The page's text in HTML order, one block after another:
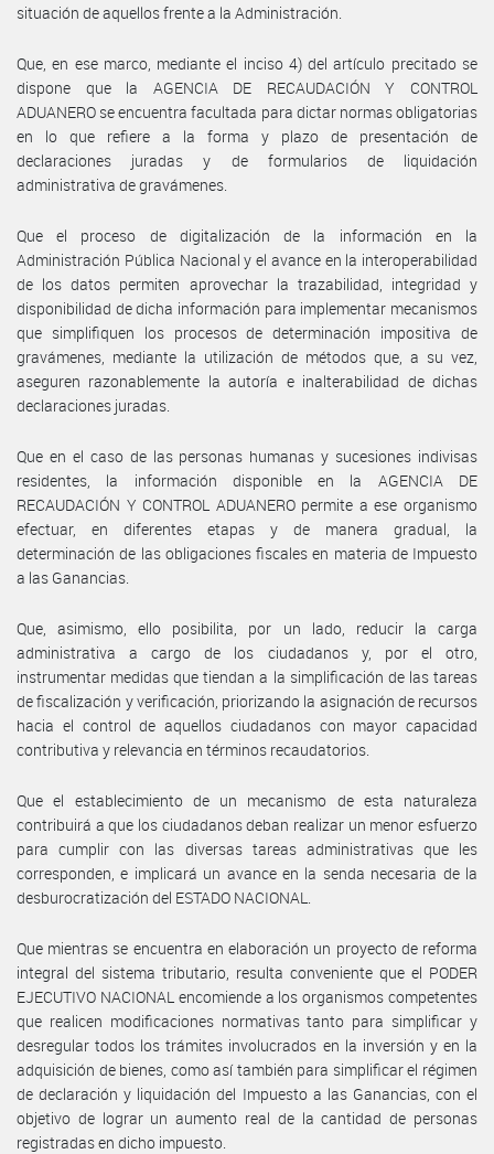
situación de aquellos frente a la Administración.
Que, en ese marco, mediante el inciso 4) del artículo precitado se
dispone que la AGENCIA DE RECAUDACIÓN Y CONTROL
ADUANERO se encuentra facultada para dictar normas obligatorias
en lo que refiere a la forma y plazo de presentación de
declaraciones juradas y de formularios de liquidación
administrativa de gravámenes.
Que el proceso de digitalización de la información en la
Administración Pública Nacional y el avance en la interoperabilidad
de los datos permiten aprovechar la trazabilidad, integridad y
disponibilidad de dicha información para implementar mecanismos
que simplifiquen los procesos de determinación impositiva de
gravámenes, mediante la utilización de métodos que, a su vez,
aseguren razonablemente la autoría e inalterabilidad de dichas
declaraciones juradas.
Que en el caso de las personas humanas y sucesiones indivisas
residentes, la información disponible en la AGENCIA DE
RECAUDACIÓN Y CONTROL ADUANERO permite a ese organismo
efectuar, en diferentes etapas y de manera gradual, la
determinación de las obligaciones fiscales en materia de Impuesto
a las Ganancias.
Que, asimismo, ello posibilita, por un lado, reducir la carga
administrativa a cargo de los ciudadanos y, por el otro,
instrumentar medidas que tiendan a la simplificación de las tareas
de fiscalización y verificación, priorizando la asignación de recursos
hacia el control de aquellos ciudadanos con mayor capacidad
contributiva y relevancia en términos recaudatorios.
Que el establecimiento de un mecanismo de esta naturaleza
contribuirá a que los ciudadanos deban realizar un menor esfuerzo
para cumplir con las diversas tareas administrativas que les
corresponden, e implicará un avance en la senda necesaria de la
desburocratización del ESTADO NACIONAL.
Que mientras se encuentra en elaboración un proyecto de reforma
integral del sistema tributario, resulta conveniente que el PODER
EJECUTIVO NACIONAL encomiende a los organismos competentes
que realicen modificaciones normativas tanto para simplificar y
desregular todos los trámites involucrados en la inversión y en la
adquisición de bienes, como así también para simplificar el régimen
de declaración y liquidación del Impuesto a las Ganancias, con el
objetivo de lograr un aumento real de la cantidad de personas
registradas en dicho impuesto.